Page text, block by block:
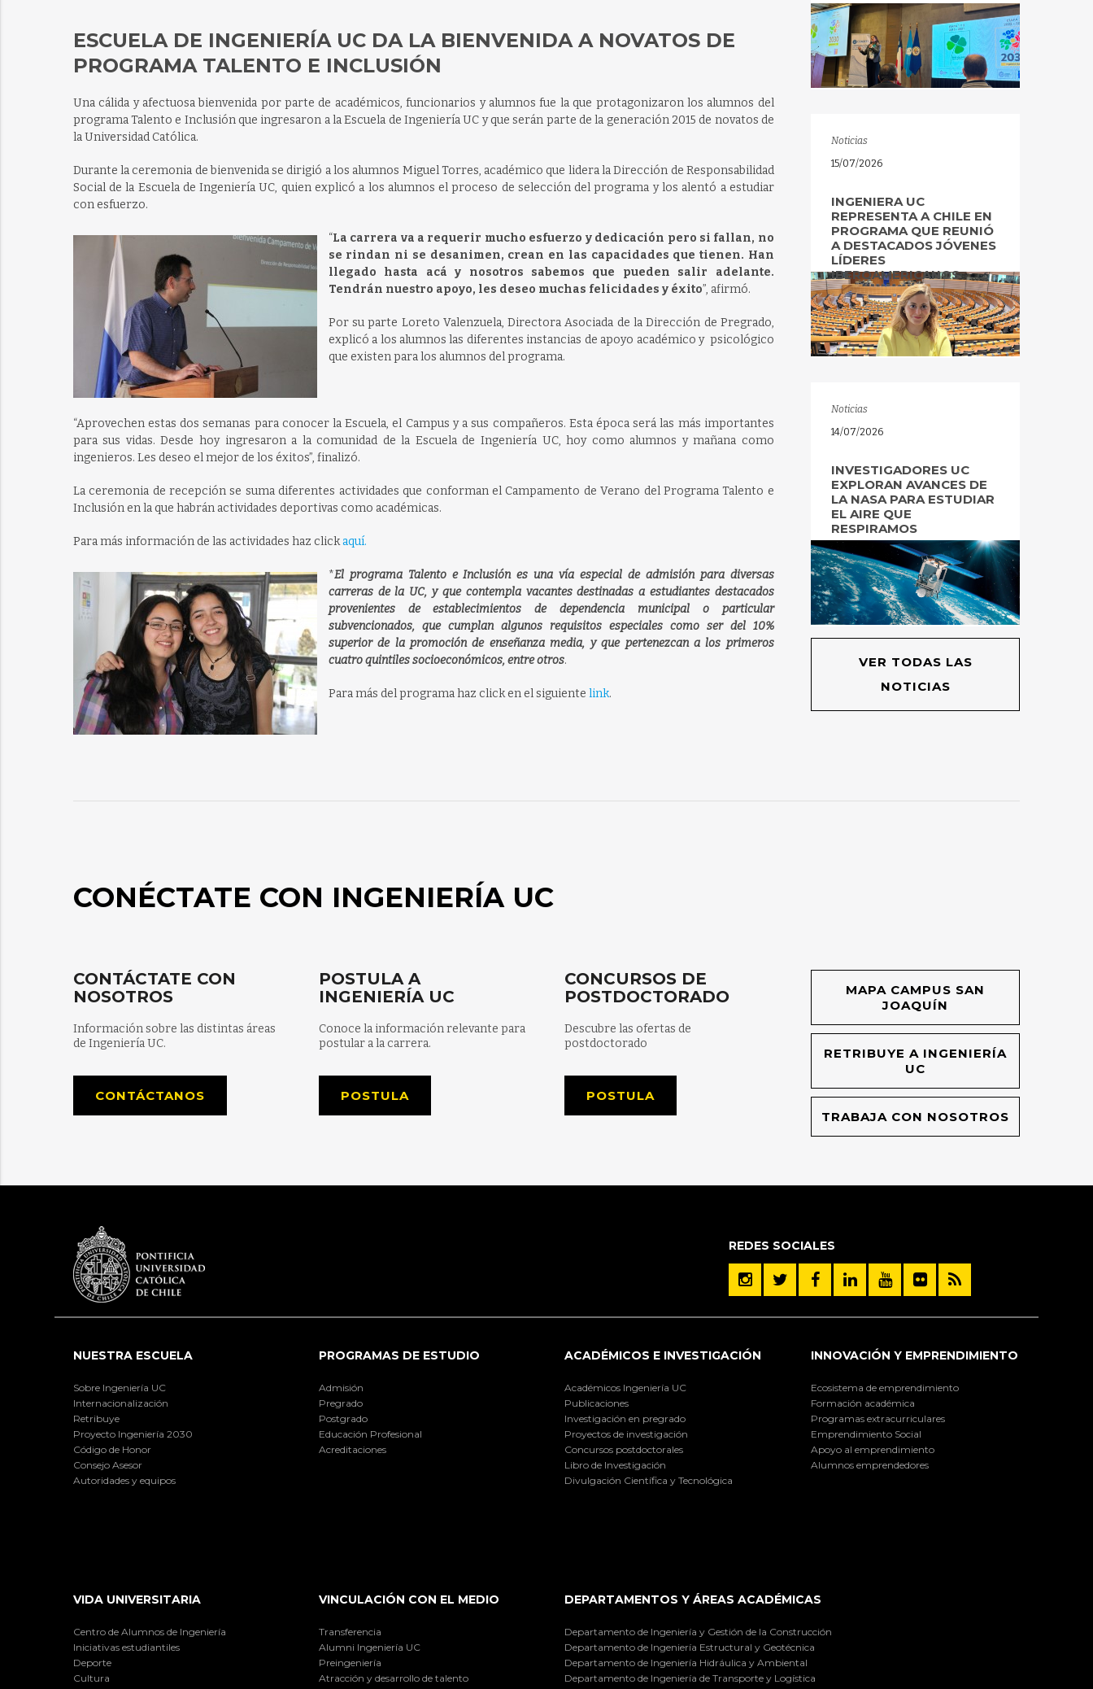
ESCUELA DE INGENIERÍA UC DA LA BIENVENIDA A NOVATOS DE
PROGRAMA TALENTO E INCLUSIÓN
Una cálida y afectuosa bienvenida por parte de académicos, funcionarios y alumnos fue la que protagonizaron los alumnos del
programa Talento e Inclusión que ingresaron a la Escuela de Ingeniería UC y que serán parte de la generación 2015 de novatos de
la Universidad Católica.
Durante la ceremonia de bienvenida se dirigió a los alumnos Miguel Torres, académico que lidera la Dirección de Responsabilidad
Social de la Escuela de Ingeniería UC, quien explicó a los alumnos el proceso de selección del programa y los alentó a estudiar
con esfuerzo.
“La carrera va a requerir mucho esfuerzo y dedicación pero si fallan, no
se rindan ni se desanimen, crean en las capacidades que tienen. Han
llegado hasta acá y nosotros sabemos que pueden salir adelante.
Tendrán nuestro apoyo, les deseo muchas felicidades y éxito”, afirmó.
Por su parte Loreto Valenzuela, Directora Asociada de la Dirección de Pregrado,
explicó a los alumnos las diferentes instancias de apoyo académico y psicológico
que existen para los alumnos del programa.
“Aprovechen estas dos semanas para conocer la Escuela, el Campus y a sus compañeros. Esta época será las más importantes
para sus vidas. Desde hoy ingresaron a la comunidad de la Escuela de Ingeniería UC, hoy como alumnos y mañana como
ingenieros. Les deseo el mejor de los éxitos”, finalizó.
La ceremonia de recepción se suma diferentes actividades que conforman el Campamento de Verano del Programa Talento e
Inclusión en la que habrán actividades deportivas como académicas.
Para más información de las actividades haz clickaquí.
*El programa Talento e Inclusión es una vía especial de admisión para diversas
carreras de la UC, y que contempla vacantes destinadas a estudiantes destacados
provenientes de establecimientos de dependencia municipal o particular
subvencionados, que cumplan algunos requisitos especiales como ser del 10%
superior de la promoción de enseñanza media, y que pertenezcan a los primeros
cuatro quintiles socioeconómicos, entre otros.
Para más del programa haz click en el siguiente link.
Noticias
15/07/2026
INGENIERA UC
REPRESENTA A CHILE EN
PROGRAMA QUE REUNIÓ
A DESTACADOS JÓVENES
LÍDERES
IBEROAMERICANOS
Noticias
14/07/2026
INVESTIGADORES UC
EXPLORAN AVANCES DE
LA NASA PARA ESTUDIAR
EL AIRE QUE
RESPIRAMOS
VER TODAS LAS
NOTICIAS
CONÉCTATE CON INGENIERÍA UC
CONTÁCTATE CON
NOSOTROS
Información sobre las distintas áreas
de Ingeniería UC.
CONTÁCTANOS
POSTULA A
INGENIERÍA UC
Conoce la información relevante para
postular a la carrera.
POSTULA
CONCURSOS DE
POSTDOCTORADO
Descubre las ofertas de
postdoctorado
POSTULA
MAPA CAMPUS SAN
JOAQUÍN
RETRIBUYE A INGENIERÍA
UC
TRABAJA CON NOSOTROS
REDES SOCIALES
NUESTRA ESCUELA
Sobre Ingeniería UC
Internacionalización
Retribuye
Proyecto Ingeniería 2030
Código de Honor
Consejo Asesor
Autoridades y equipos
PROGRAMAS DE ESTUDIO
Admisión
Pregrado
Postgrado
Educación Profesional
Acreditaciones
ACADÉMICOS E INVESTIGACIÓN
Académicos Ingeniería UC
Publicaciones
Investigación en pregrado
Proyectos de investigación
Concursos postdoctorales
Libro de Investigación
Divulgación Científica y Tecnológica
INNOVACIÓN Y EMPRENDIMIENTO
Ecosistema de emprendimiento
Formación académica
Programas extracurriculares
Emprendimiento Social
Apoyo al emprendimiento
Alumnos emprendedores
VIDA UNIVERSITARIA
Centro de Alumnos de Ingeniería
Iniciativas estudiantiles
Deporte
Cultura
VINCULACIÓN CON EL MEDIO
Transferencia
Alumni Ingeniería UC
Preingeniería
Atracción y desarrollo de talento
DEPARTAMENTOS Y ÁREAS ACADÉMICAS
Departamento de Ingeniería y Gestión de la Construcción
Departamento de Ingeniería Estructural y Geotécnica
Departamento de Ingeniería Hidráulica y Ambiental
Departamento de Ingeniería de Transporte y Logística